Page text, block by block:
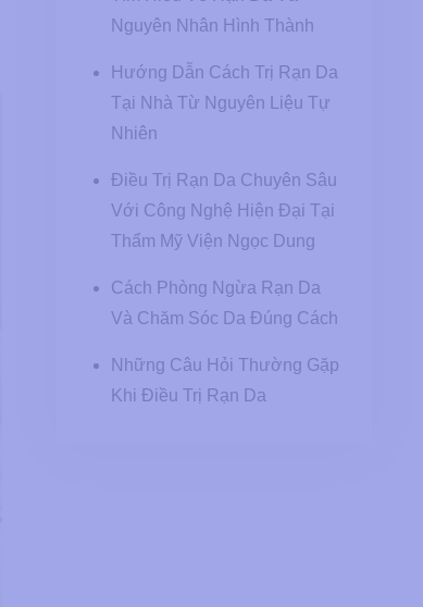
Nguyên Nhân Hình Thành
Hướng Dẫn Cách Trị Rạn Da
Tại Nhà Từ Nguyên Liệu Tự
Nhiên
Điều Trị Rạn Da Chuyên Sâu
Với Công Nghệ Hiện Đại Tại
Thẩm Mỹ Viện Ngọc Dung
Cách Phòng Ngừa Rạn Da
Và Chăm Sóc Da Đúng Cách
Những Câu Hỏi Thường Gặp
Khi Điều Trị Rạn Da